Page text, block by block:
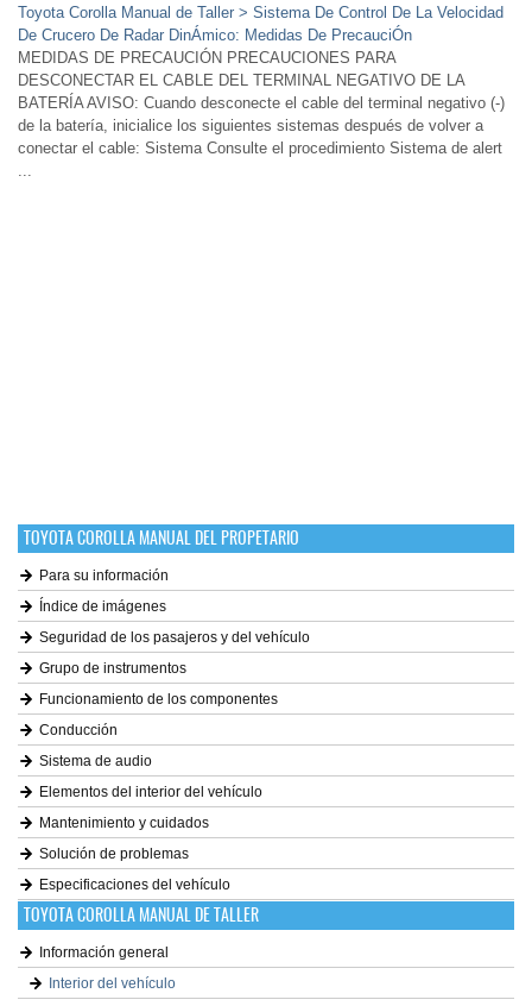
Toyota Corolla Manual de Taller > Sistema De Control De La Velocidad
De Crucero De Radar DinÁmico: Medidas De PrecauciÓn
MEDIDAS DE PRECAUCIÓN PRECAUCIONES PARA
DESCONECTAR EL CABLE DEL TERMINAL NEGATIVO DE LA
BATERÍA AVISO: Cuando desconecte el cable del terminal negativo (-)
de la batería, inicialice los siguientes sistemas después de volver a
conectar el cable: Sistema Consulte el procedimiento Sistema de alert
...
TOYOTA COROLLA MANUAL DEL PROPETARIO
Para su información
Índice de imágenes
Seguridad de los pasajeros y del vehículo
Grupo de instrumentos
Funcionamiento de los componentes
Conducción
Sistema de audio
Elementos del interior del vehículo
Mantenimiento y cuidados
Solución de problemas
Especificaciones del vehículo
TOYOTA COROLLA MANUAL DE TALLER
Información general
Interior del vehículo